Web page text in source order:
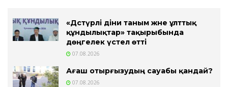
«Дәстүрлі діни таным және ұлттық
құндылықтар» тақырыбында
дөңгелек үстел өтті
07.08.2026
Ағаш отырғызудың сауабы қандай?
07.08.2026